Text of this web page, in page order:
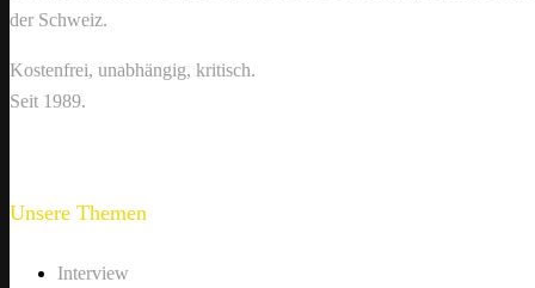
der Schweiz.
Kostenfrei, unabhängig, kritisch.
Seit 1989.
Unsere Themen
Interview